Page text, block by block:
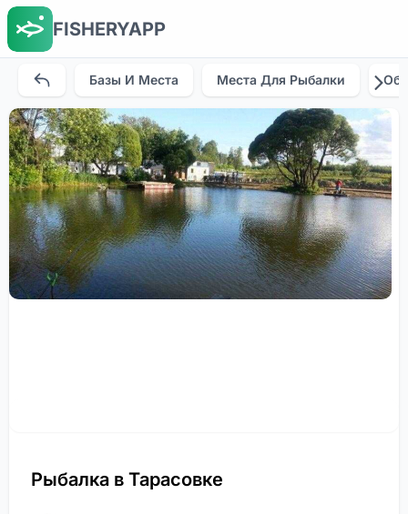
FISHERYAPP
Базы И Места Места Для Рыбалки
Рыбалка в Тарасовке